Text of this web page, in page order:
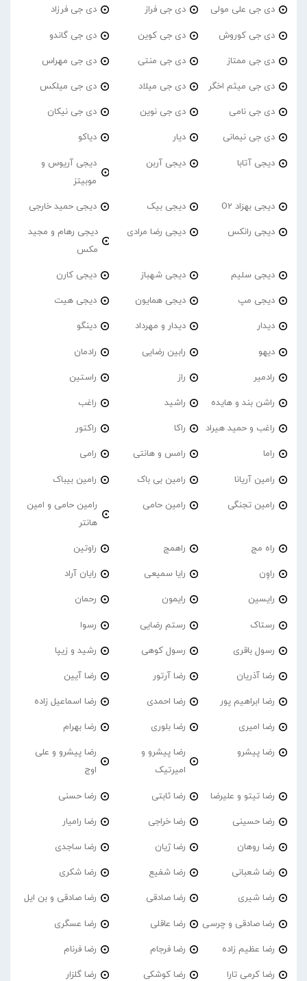
دی جی علی مولی دی جی فراز دی جی فرزاد
دی جی کوروش دی جی کوین دی جی گاندو
دی جی ممتاز دی جی منتی دی جی مهراس
دی جی میثم اخگر دی جی میلاد دی جی میلکس
دی جی نامی دی جی نوین دی جی نیکان
دی جی نیمانی دیار دیاکو
دیجی آتابا دیجی آربن
دیجی آریوس و
موبیتز
دیجی بهزاد O2 دیجی بیک دیجی حمید خارجی
دیجی رانکس دیجی رضا مرادی
دیجی رهام و مجید
مکس
دیجی سلیم دیجی شهباز دیجی کارن
دیجی مپ دیجی همایون دیجی هیت
دیدار دیدار و مهرداد دینگو
دیهو رابین رضایی رادمان
رادمیر راز راستین
راشن بند و هایده راشید راغب
راغب و حمید هیراد راکا راکتور
راما رامس و هانتی رامی
رامین آریانا رامین بی باک رامین بیباک
رامین تجنگی رامین حامی
رامین حامی و امین
هانتر
راه مج راهمج راوتین
راوِن رایا سمیعی رایان آراد
رایسین رایمون رحمان
رستاک رستم رضایی رسوا
رسول باقری رسول کوهی رشید و زیپا
رضا آذریان رضا آرتور رضا آیین
رضا ابراهیم پور رضا احمدی رضا اسماعیل زاده
رضا امیری رضا بلوری رضا بهرام
رضا پیشرو
رضا پیشرو و
امیرتیک
رضا پیشرو و علی
اوج
رضا تیتو و علیرضا رضا ثابتی رضا حسنی
رضا حسینی رضا خراجی رضا رامیار
رضا روهان رضا ژیان رضا ساجدی
رضا شعبانی رضا شفیع رضا شکری
رضا شیری رضا صادقی رضا صادقی و بن ایل
رضا صادقی و چرسی رضا عاقلی رضا عسگری
رضا عظیم زاده رضا فرجام رضا فرنام
رضا کرمی تارا رضا کوشکی رضا گلزار